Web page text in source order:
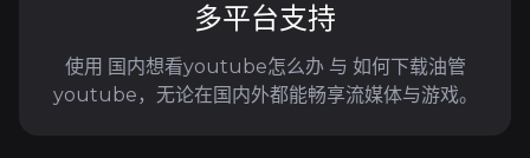
多平台支持
使用 国内想看youtube怎么办 与 如何下载油管
youtube，无论在国内外都能畅享流媒体与游戏。